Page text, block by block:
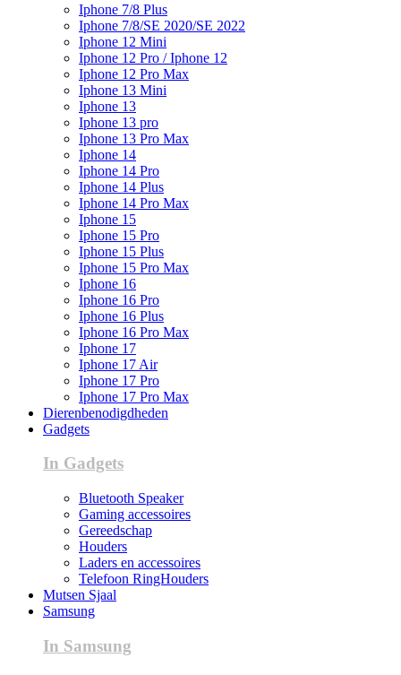
Iphone 7/8 Plus
Iphone 7/8/SE 2020/SE 2022
Iphone 12 Mini
Iphone 12 Pro / Iphone 12
Iphone 12 Pro Max
Iphone 13 Mini
Iphone 13
Iphone 13 pro
Iphone 13 Pro Max
Iphone 14
Iphone 14 Pro
Iphone 14 Plus
Iphone 14 Pro Max
Iphone 15
Iphone 15 Pro
Iphone 15 Plus
Iphone 15 Pro Max
Iphone 16
Iphone 16 Pro
Iphone 16 Plus
Iphone 16 Pro Max
Iphone 17
Iphone 17 Air
Iphone 17 Pro
Iphone 17 Pro Max
Dierenbenodigdheden
Gadgets
In Gadgets
Bluetooth Speaker
Gaming accessoires
Gereedschap
Houders
Laders en accessoires
Telefoon RingHouders
Mutsen Sjaal
Samsung
In Samsung